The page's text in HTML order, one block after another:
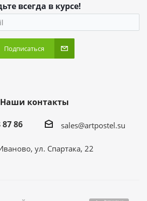
всегда в курсе!
Подписаться
Наши контакты
87 86
sales@artpostel.su
ул. Спартака, 22